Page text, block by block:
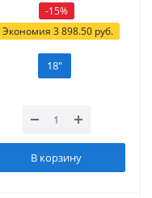
-15%
Экономия 3 898.50руб.
18"
В корзину